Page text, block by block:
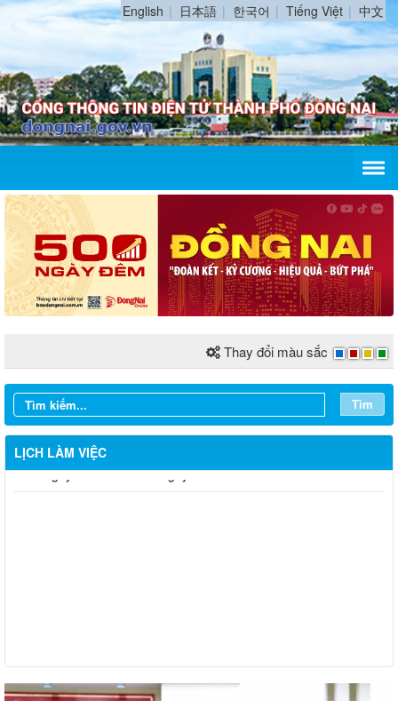
English 日本語 한국어 Tiếng Việt 中文
Thay đổi màu sắc
Tìm
LỊCH LÀM VIỆC
Từ ngày 03/8/2026 đến ngày 09/8/2026